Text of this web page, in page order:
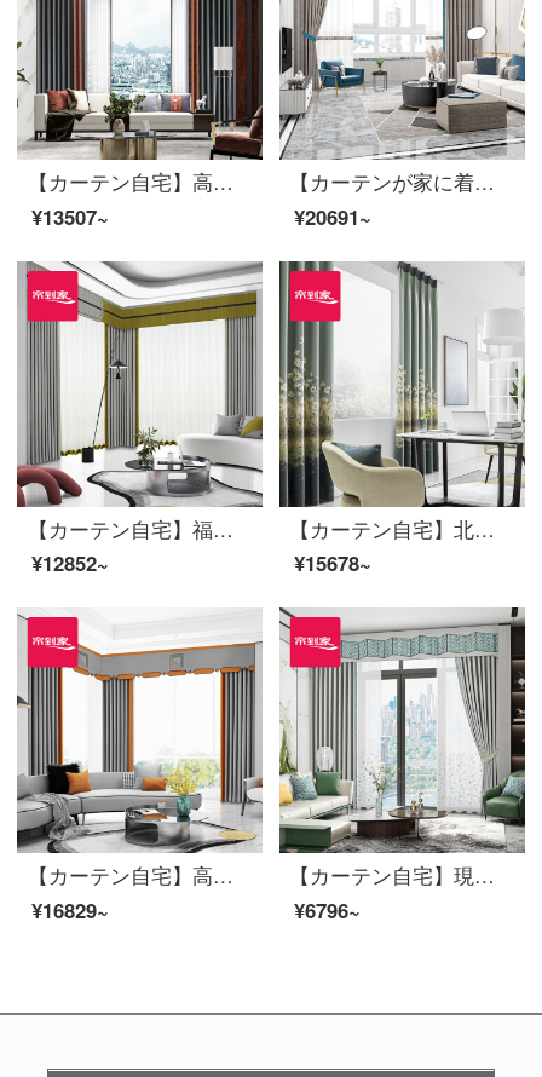
【カーテン自宅】高遮光の新中国風秋扇舞綿麻提花リビングルームの床にある窓のカーテンの完成品三相定型化には、裏地LDC 20 FWC-Sフック/カーテンなし(高さ2.6メートル以内で変更可能)XLのカーテンのセット/ダブルオープン(適用窓の幅4.1-4.4メートル)があります。
¥13507~
【カーテンが家に着く】簡単で軽い豪華カーテン製品定型化高精密リビングルーム半遮光カスタムカーテンLDC 20 SSB-1601 Sフック/カーテンなし（高さ2.6 m以内で改変可能）XLカーテンセット/ダブルオープン（適用窓幅3.5-4.1 m）
¥20691~
【カーテン自宅】福園高遮光高精密定型化継ぎ接ぎリビングルームの軽奢なカーテンの完成品を花に見立てて制定した床窓JBLW-Sフック/カーテンヘッドを含まない(高さ2.6 m以内で改変可能)XLのカーテンセット/ダブルオープン(適用窓の幅4.1-1.4メートル)
¥12852~
【カーテン自宅】北欧シームレスに新商品のカーテンをつなぎ、高精密カーテン製品の高遮光リビングルームで床窓LDC 20 SSA-1701 Sフック/カーテンヘッドなし(高さ2.6 m以内で変更可能)XLのカーテンセット/ダブルオープン(適用窓幅3.5-4.1 m)
¥15678~
【カーテン自宅】高遮光リビングルームのシェニールの花型定型化のためにカーテンを軽くしてセットする/ダブルオープン(適用窓の幅は4.1-4.4メートル)
¥16829~
【カーテン自宅】現代の花カーテン製品の高精密なカーテンシンプル主義高遮光カスタマイズリビングルームの書斎は床の窓LDC 20 SSB-0701 Sフック/カーテンなし(高さ2.6メートル以内は変えられます)Sのカーテンセット/ダブルオープン(適用窓幅2-2.6メートル)
¥6796~